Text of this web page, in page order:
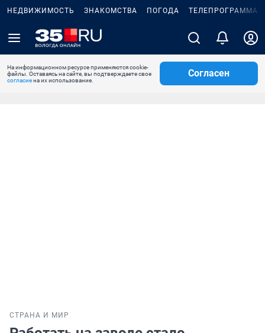
НЕДВИЖИМОСТЬ ЗНАКОМСТВА ПОГОДА ТЕЛЕПРОГРАММА
На информационном ресурсе применяются cookie-
файлы. Оставаясь на сайте, вы подтверждаете свое
согласиена их использование.
Согласен
СТРАНА И МИР